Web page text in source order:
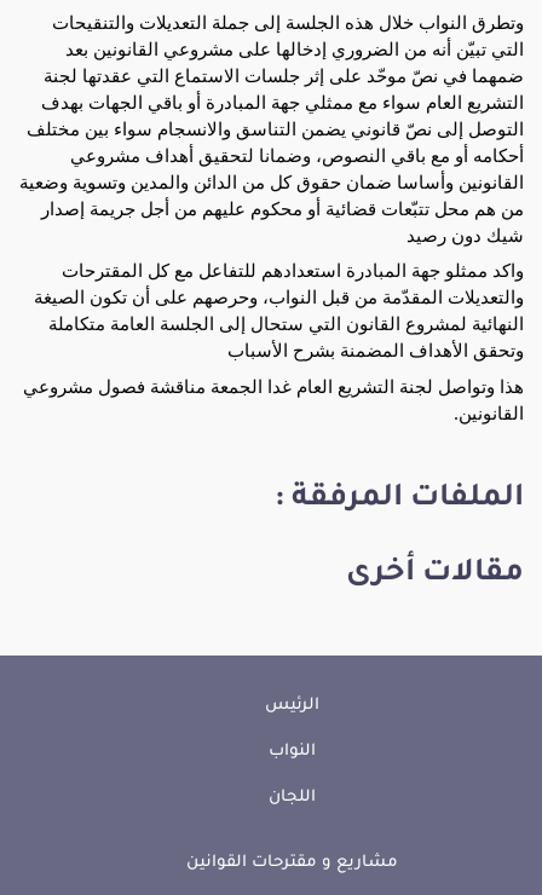
وتطرق النواب خلال هذه الجلسة إلى جملة التعديلات والتنقيحات
التي تبيّن أنه من الضروري إدخالها على مشروعي القانونين بعد
ضمهما في نصّ موحّد على إثر جلسات الاستماع التي عقدتها لجنة
التشريع العام سواء مع ممثلي جهة المبادرة أو باقي الجهات بهدف
التوصل إلى نصّ قانوني يضمن التناسق والانسجام سواء بين مختلف
أحكامه أو مع باقي النصوص، وضمانا لتحقيق أهداف مشروعي
القانونين وأساسا ضمان حقوق كل من الدائن والمدين وتسوية وضعية
من هم محل تتبّعات قضائية أو محكوم عليهم من أجل جريمة إصدار
شيك دون رصيد
واكد ممثلو جهة المبادرة استعدادهم للتفاعل مع كل المقترحات
والتعديلات المقدّمة من قبل النواب، وحرصهم على أن تكون الصيغة
النهائية لمشروع القانون التي ستحال إلى الجلسة العامة متكاملة
وتحقق الأهداف المضمنة بشرح الأسباب
هذا وتواصل لجنة التشريع العام غدا الجمعة مناقشة فصول مشروعي
القانونين.
الملفات المرفقة :
مقالات أخرى
الرئيس
النواب
اللجان
مشاريع و مقترحات القوانين